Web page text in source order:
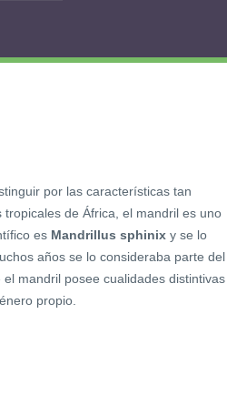
por las características tan
de África, el mandril es uno
es Mandrillus sphinix y se lo
años se lo consideraba parte del
mandril posee cualidades
propio.